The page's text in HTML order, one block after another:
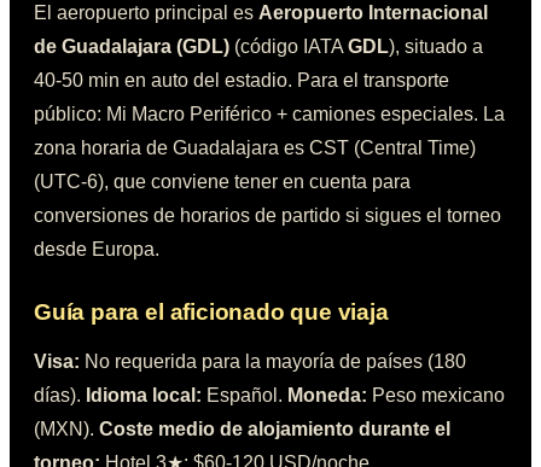
El aeropuerto principal es Aeropuerto Internacional
de Guadalajara (GDL) (código IATA GDL), situado a
40-50 min en auto del estadio. Para el transporte
público: Mi Macro Periférico + camiones especiales. La
zona horaria de Guadalajara es CST (Central Time)
(UTC-6), que conviene tener en cuenta para
conversiones de horarios de partido si sigues el torneo
desde Europa.
Guía para el aficionado que viaja
Visa: No requerida para la mayoría de países (180
días). Idioma local: Español . Moneda: Peso mexicano
(MXN). Coste medio de alojamiento durante el
torneo: Hotel 3★: $60-120 USD/noche.